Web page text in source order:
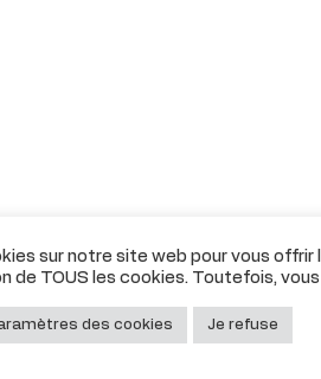
sur notre site web pour vous
de TOUS les cookies. Toutefois,
des cookies Je refuse